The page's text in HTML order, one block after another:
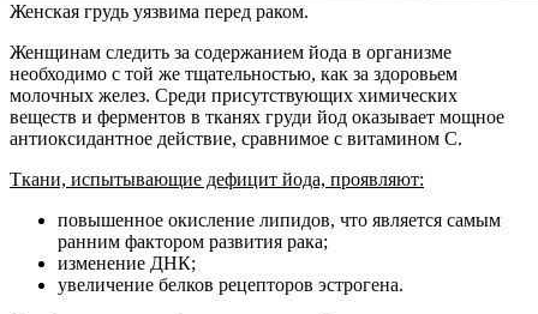
Женская грудь уязвима перед раком.
Женщинам следить за содержанием йода в организме
необходимо с той же тщательностью, как за здоровьем
молочных желез. Среди присутствующих химических
веществ и ферментов в тканях груди йод оказывает мощное
антиоксидантное действие, сравнимое с витамином C.
Ткани, испытывающие дефицит йода, проявляют:
повышенное окисление липидов, что является самым
ранним фактором развития рака;
изменение ДНК;
увеличение белков рецепторов эстрогена.